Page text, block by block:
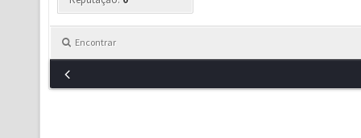
Encontrar